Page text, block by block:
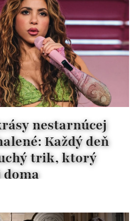
nestarnúcej
Každý deň
trik, ktorý
doma